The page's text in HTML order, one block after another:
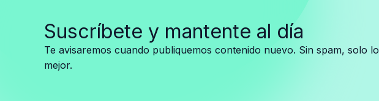
la
polémica
cambio
físico
y
pobreza
Suscríbete y mantente al día
Te avisaremos cuando publiquemos contenido nuevo. Sin spam, solo lo
mejor.